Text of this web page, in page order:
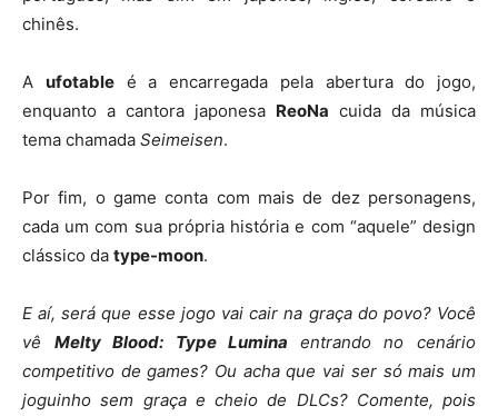
chinês.
A ufotableé a encarregada pela abertura do jogo,
enquanto a cantora japonesa ReoNa cuida da música
tema chamada Seimeisen.
Por fim, o game conta com mais de dez personagens,
cada um com sua própria história e com “aquele” design
clássico da type-moon.
E aí, será que esse jogo vai cair na graça do povo? Você
vê Melty Blood: Type Lumina entrando no cenário
competitivo de games? Ou acha que vai ser só mais um
joguinho sem graça e cheio de DLCs? Comente, pois